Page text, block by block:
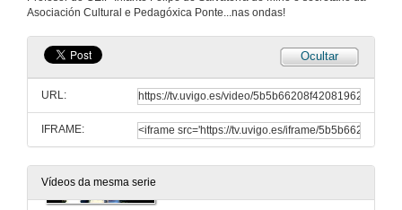
Asociación Cultural e Pedagóxica Ponte...nas ondas!
Ocultar
URL:
IFRAME:
Vídeos da mesma serie
24 de maio de 2012
CEIP Humberto Juanes. Nigrán
24 de maio de 2012
Contos